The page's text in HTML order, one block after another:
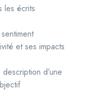
les écrits
et ses impacts
d’une